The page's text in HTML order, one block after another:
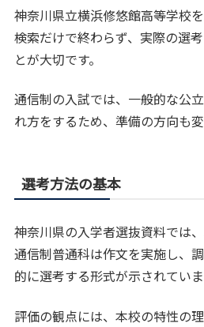
神奈川県立横浜修悠館高等学校
検索だけで終わらず、実際の選
とが大切です。
通信制の入試では、一般的な公
れ方をするため、準備の方向も変
選考方法の基本
神奈川県の入学者選抜資料では
通信制普通科は作文を実施し、
的に選考する形式が示されていま
評価の観点には、本校の特性の